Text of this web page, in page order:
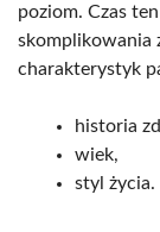
poziom. Czas
skomplikowania
charakterystyk
historia
wiek,
styl życia.